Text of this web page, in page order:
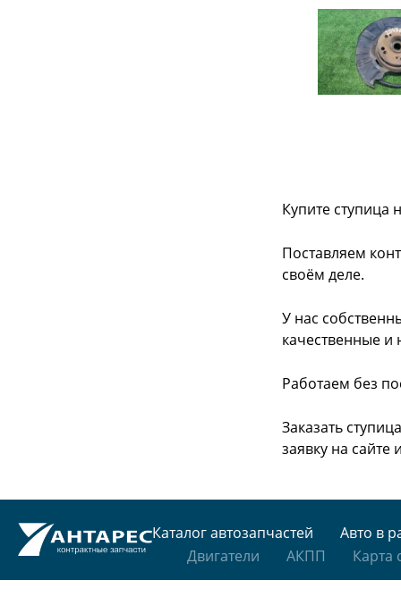
Купите ступица
Поставляем
своём деле.
У нас
качественные и
Работаем без
Заказать
заявку на сайте
Каталог автозапчастей
Авто в
Двигатели
АКПП Карта